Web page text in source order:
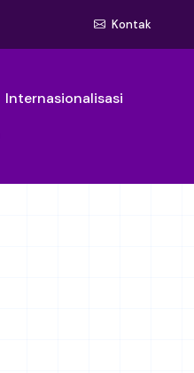
Kontak
Internasionalisasi